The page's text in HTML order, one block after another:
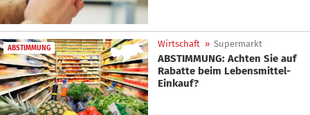
ABSTIMMUNG Wirtschaft » Supermarkt
ABSTIMMUNG: Achten Sie auf
Rabatte beim Lebensmittel-
Einkauf?